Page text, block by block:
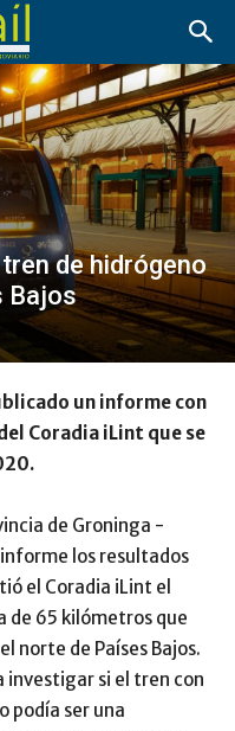
de hidrógeno
Bajos
un informe con
Coradia iLint que se
de Groninga -
los resultados
el Coradia iLint el
de 65 kilómetros que
norte de Países Bajos.
investigar si el tren con
podía ser una